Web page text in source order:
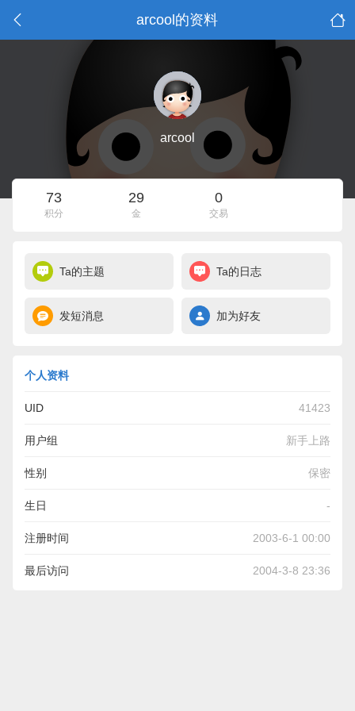
arcool的资料
arcool
73
积分
29
金
0
交易
Ta的主题 Ta的日志
发短消息 加为好友
个人资料
UID 41423
用户组 新手上路
性别 保密
生日 -
注册时间 2003-6-1 00:00
最后访问 2004-3-8 23:36